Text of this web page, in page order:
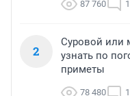
87 760
2
Суровой или
узнать по
приметы
78 480